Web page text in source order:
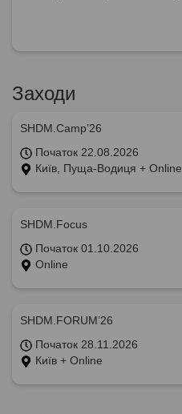
Заходи
SHDM.Camp’26
Початок 22.08.2026
Київ, Пуща-Водиця + Online
SHDM.Focus
Початок 01.10.2026
Online
SHDM.FORUM’26
Початок 28.11.2026
Київ + Online